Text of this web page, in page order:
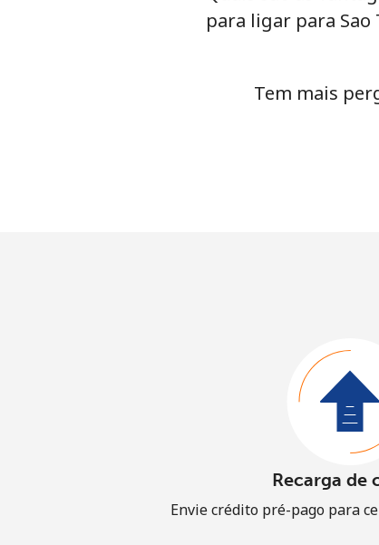
para ligar para Sao
Tem mais
Recarga de
Envie crédito pré-pago para